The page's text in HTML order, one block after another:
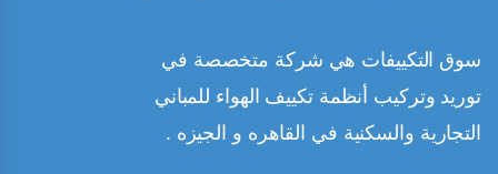
سوق التكييفات هي شركة متخصصة في
توريد وتركيب أنظمة تكييف الهواء للمباني
التجارية والسكنية في القاهره و الجيزه .